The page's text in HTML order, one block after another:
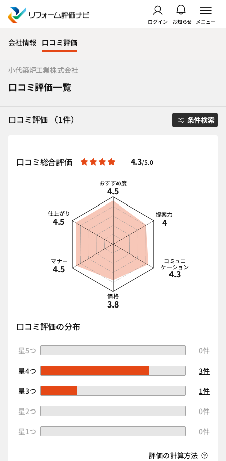
ログイン お知らせ メニュー
会社情報 口コミ評価
小代築炉工業株式会社
口コミ評価一覧
口コミ評価 （1件） 条件検索
口コミ総合評価 4.3/5.0
おすすめ度
4.5
提案力
4
コミュニ
ケーション
4.3
価格
3.8
マナー
4.5
仕上がり
4.5
口コミ評価の分布
星5つ
0件
星4つ
3件
星3つ
1件
星2つ
0件
星1つ
0件
評価の計算方法